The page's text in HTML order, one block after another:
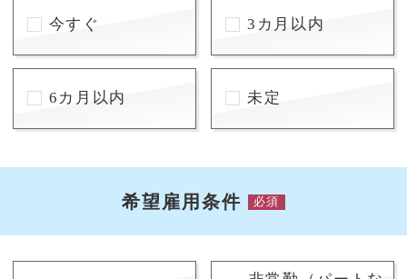
今すぐ 3カ月以内
6カ月以内 未定
希望雇用条件 必須